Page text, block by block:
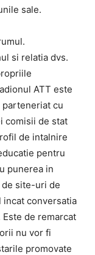
sale.
si relatia dvs.
ATT este
parteneriat cu
comisii de stat
de intalnire
pentru
punerea in
de site-uri de
incat conversatia
de remarcat
nu vor fi
promovate